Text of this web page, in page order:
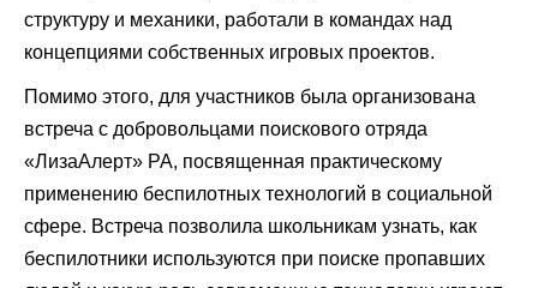
структуру и механики, работали в командах над
концепциями собственных игровых проектов.
Помимо этого, для участников была организована
встреча с добровольцами поискового отряда
«ЛизаАлерт» РА, посвященная практическому
применению беспилотных технологий в социальной
сфере. Встреча позволила школьникам узнать, как
беспилотники используются при поиске пропавших